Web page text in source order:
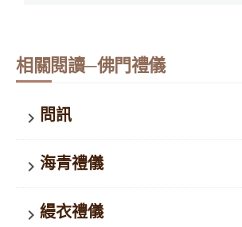
相關閱讀─佛門禮儀
keyboard_arrow_right問訊
keyboard_arrow_right海青禮儀
keyboard_arrow_right縵衣禮儀